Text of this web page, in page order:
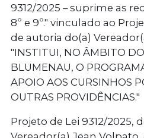
9312/2025 – suprime as
8º e 9º." vinculado ao
de autoria do(a)
"INSTITUI, NO ÂMBITO
BLUMENAU, O
APOIO AOS CURSINHOS
OUTRAS
Projeto de Lei 9312/2025,